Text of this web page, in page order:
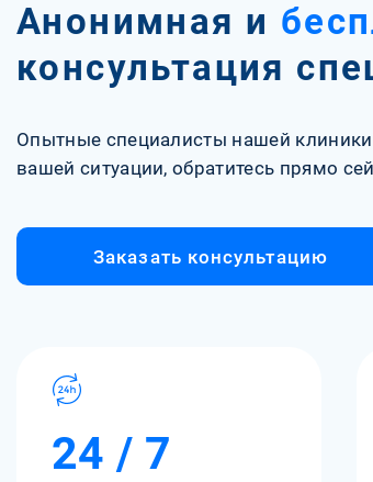
Анонимная и
консультация
Опытные специалисты нашей
вашей ситуации, обратитесь прямо
Заказать консультацию
24 / 7